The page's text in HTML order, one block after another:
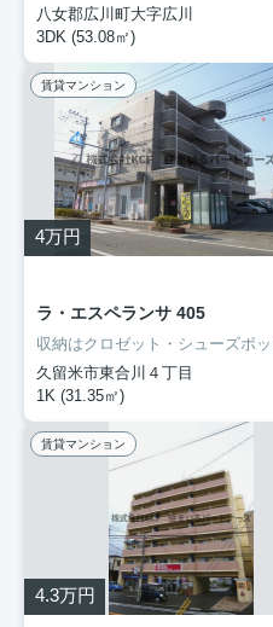
八女郡広川町大字広川
3DK (53.08㎡)
賃貸マンション
4万円
ラ・エスペランサ 405
久留米市東合川４丁目
1K (31.35㎡)
賃貸マンション
4.3万円